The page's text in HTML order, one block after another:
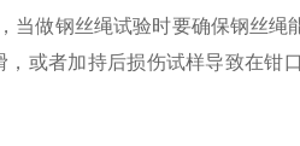
当做钢丝绳试验时要确保钢丝绳
或者加持后损伤试样导致在钳